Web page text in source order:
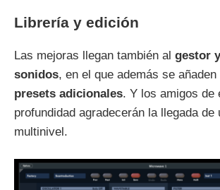
Librería y edición
Las mejoras llegan también al gestor
sonidos, en el que además se
presets adicionales. Y los amigos de
profundidad agradecerán la llegada de
multinivel.